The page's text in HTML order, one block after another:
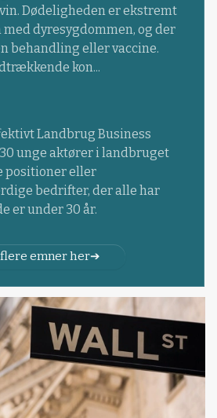
Dødeligheden er ekstremt
dyresygdommen, og der
behandling eller vaccine.
kon...
Landbrug Business
unge aktører i landbruget
positioner eller
bedrifter, der alle har
er under 30 år.
flere emner her